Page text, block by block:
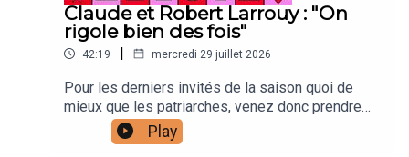
Claude et Robert Larrouy : "On
rigole bien des fois"
42:19 | mercredi 29 juillet 2026
Pour les derniers invités de la saison quoi de
mieux que les patriarches, venez donc prendre
une petite leçon de vie ça fait pas de malCalme
toi :Laura Laarman : directrice de production et
Play